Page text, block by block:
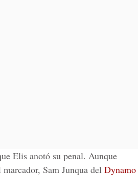
Elis anotó su penal. Aunque
Sam Junqua del Dynamo